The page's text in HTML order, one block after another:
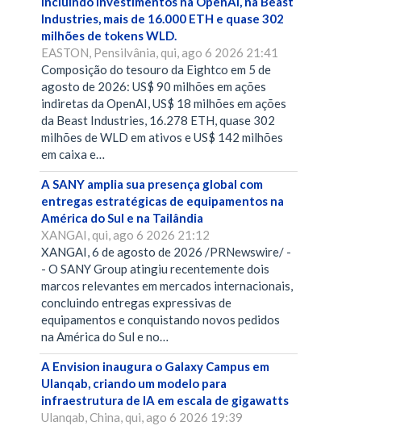
Industries, mais de 16.000 ETH e quase 302
milhões de tokens WLD.
EASTON, Pensilvânia, qui, ago 6 2026 21:41
Composição do tesouro da Eightco em 5 de
agosto de 2026: US$ 90 milhões em ações
indiretas da OpenAI, US$ 18 milhões em ações
da Beast Industries, 16.278 ETH, quase 302
milhões de WLD em ativos e US$ 142 milhões
em caixa e…
A SANY amplia sua presença global com
entregas estratégicas de equipamentos na
América do Sul e na Tailândia
XANGAI, qui, ago 6 2026 21:12
XANGAI, 6 de agosto de 2026 /PRNewswire/ -
- O SANY Group atingiu recentemente dois
marcos relevantes em mercados internacionais,
concluindo entregas expressivas de
equipamentos e conquistando novos pedidos
na América do Sul e no…
A Envision inaugura o Galaxy Campus em
Ulanqab, criando um modelo para
infraestrutura de IA em escala de gigawatts
Ulanqab, China, qui, ago 6 2026 19:39